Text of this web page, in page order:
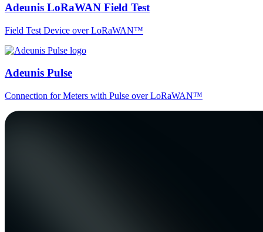
Adeunis LoRaWAN Field Test
Field Test Device over LoRaWAN™
Adeunis Pulse
Connection for Meters with Pulse over LoRaWAN™